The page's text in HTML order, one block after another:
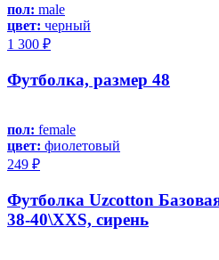
пол: male
цвет: черный
1 300 ₽
Футболка, размер 48
пол: female
цвет: фиолетовый
249 ₽
Футболка Uzcotton
38-40\XXS, сирень